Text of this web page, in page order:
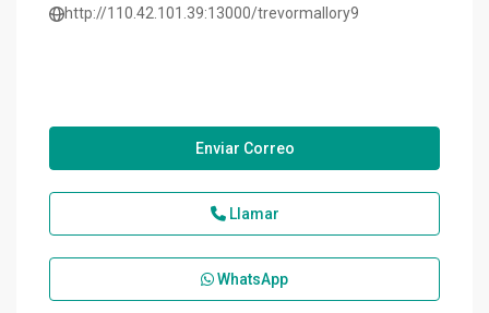
http://110.42.101.39:13000/trevormallory9
Enviar Correo
Llamar
WhatsApp